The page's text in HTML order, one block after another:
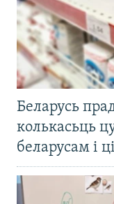
Беларусь
колькасьць
беларусам і